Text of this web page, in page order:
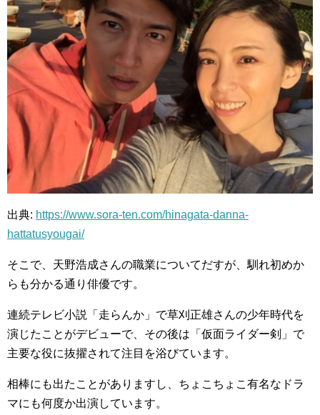
出典: https://www.sora-ten.com/hinagata-danna-
hattatusyougai/
そこで、天野浩成さんの職業についてだすが、馴れ初めか
らも分かる通り俳優です。
連続テレビ小説「走らんか」で草刈正雄さんの少年時代を
演じたことがデビューで、その後は「仮面ライダー剣」で
主要な役に抜擢されて注目を浴びています。
相棒にも出たことがありますし、ちょこちょこ有名なドラ
マにも何度か出演しています。